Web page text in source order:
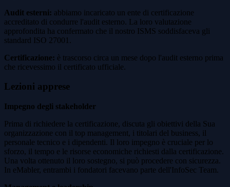
Audit esterni: abbiamo incaricato un ente di certificazione
accreditato di condurre l'audit esterno. La loro valutazione
approfondita ha confermato che il nostro ISMS soddisfaceva gli
standard ISO 27001.
Certificazione: è trascorso circa un mese dopo l'audit esterno prima
che ricevessimo il certificato ufficiale.
Lezioni apprese
Impegno degli stakeholder
Prima di richiedere la certificazione, discuta gli obiettivi della Sua
organizzazione con il top management, i titolari del business, il
personale tecnico e i dipendenti. Il loro impegno è cruciale per lo
sforzo, il tempo e le risorse economiche richiesti dalla certificazione.
Una volta ottenuto il loro sostegno, si può procedere con sicurezza.
In eMabler, entrambi i fondatori facevano parte dell'InfoSec Team.